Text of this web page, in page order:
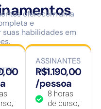
oferecem uma
e
habilidades em
ASSINANTES
RHS
R$1.190,00
/pessoa
8 horas
de curso;